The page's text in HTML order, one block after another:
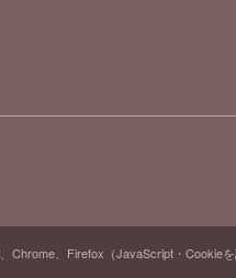
Chrome、Firefox（JavaScript・Cookie